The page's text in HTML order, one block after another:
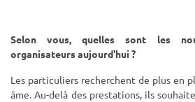
Selon vous, quelles sont les
organisateurs aujourd'hui ?
Les particuliers recherchent de plus en
âme. Au-delà des prestations, ils